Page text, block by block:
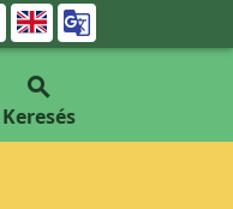


Keresés